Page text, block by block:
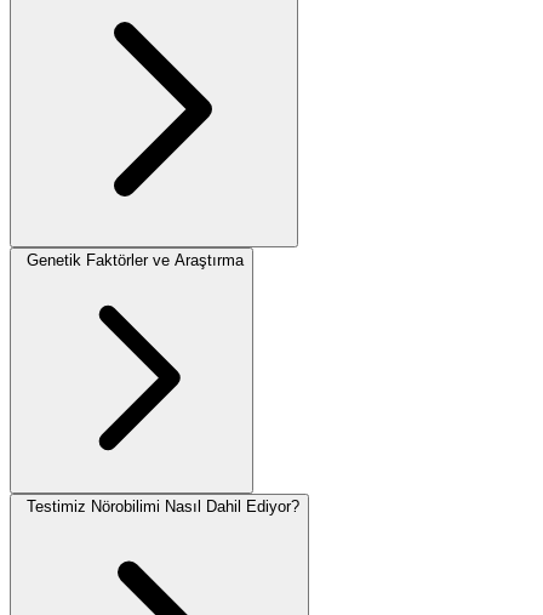
Genetik Faktörler ve Araştırma
Testimiz Nörobilimi Nasıl Dahil Ediyor?